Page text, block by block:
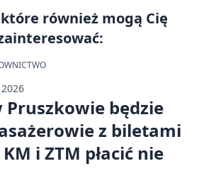
również mogą Cię
Pruszkowie będzie
z biletami
i ZTM płacić nie